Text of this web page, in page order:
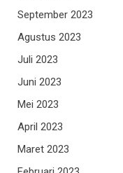
September 2023
Agustus 2023
Juli 2023
Juni 2023
Mei 2023
April 2023
Maret 2023